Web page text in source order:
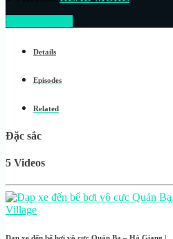
START NOW
Details
Episodes
Related
Đặc sắc
5 Videos
Đạp xe đến bể bơi vô cực Quản Bạ – Hà Giang |